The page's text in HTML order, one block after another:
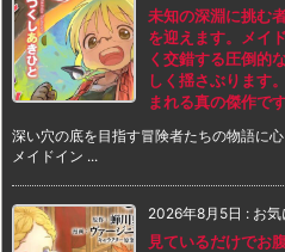
未知の深淵に挑む
を迎えます。メイ
く交錯する圧倒的
しく揺さぶります
まれる真の傑作です
深い穴の底を目指す冒険者たちの物語に
メイドイン ...
2026年8月5日 : お気
見ているだけでお